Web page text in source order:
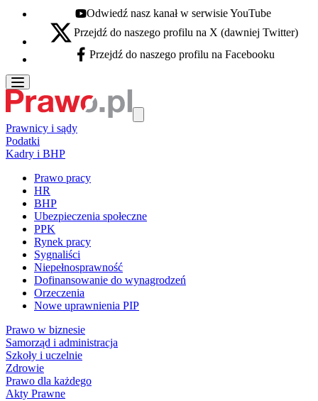
Youtube - otwiera się w nowej karcie
Odwiedź nasz kanał w serwisie YouTube
X - otwiera się w nowej karcie
Przejdź do naszego profilu na X (dawniej Twitter)
Facebook - otwiera się w nowej karcie
Przejdź do naszego profilu na Facebooku
Prawnicy i sądy
Podatki
Kadry i BHP
Prawo pracy
HR
BHP
Ubezpieczenia społeczne
PPK
Rynek pracy
Sygnaliści
Niepełnosprawność
Dofinansowanie do wynagrodzeń
Orzeczenia
Nowe uprawnienia PIP
Prawo w biznesie
Samorząd i administracja
Szkoły i uczelnie
Zdrowie
Prawo dla każdego
Akty Prawne